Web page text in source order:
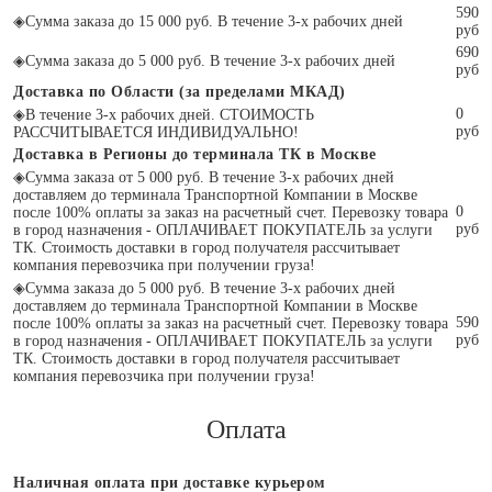
◈Сумма заказа до 15 000 руб. В течение 3-х рабочих дней
590
руб
◈Сумма заказа до 5 000 руб. В течение 3-х рабочих дней
690
руб
Доставка по Области (за пределами МКАД)
◈В течение 3-х рабочих дней. СТОИМОСТЬ
РАССЧИТЫВАЕТСЯ ИНДИВИДУАЛЬНО!
0
руб
Доставка в Регионы до терминала ТК в Москве
◈Сумма заказа от 5 000 руб. В течение 3-х рабочих дней
доставляем до терминала Транспортной Компании в Москве
после 100% оплаты за заказ на расчетный счет. Перевозку товара
в город назначения - ОПЛАЧИВАЕТ ПОКУПАТЕЛЬ за услуги
ТК. Стоимость доставки в город получателя рассчитывает
компания перевозчика при получении груза!
0
руб
◈Сумма заказа до 5 000 руб. В течение 3-х рабочих дней
доставляем до терминала Транспортной Компании в Москве
после 100% оплаты за заказ на расчетный счет. Перевозку товара
в город назначения - ОПЛАЧИВАЕТ ПОКУПАТЕЛЬ за услуги
ТК. Стоимость доставки в город получателя рассчитывает
компания перевозчика при получении груза!
590
руб
Оплата
Наличная оплата при доставке курьером